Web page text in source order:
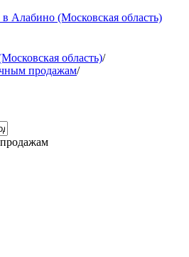
Алабино (Московская область)
область)/
продажам/